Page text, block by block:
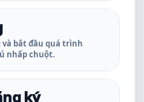
và bắt đầu quá trình
nhấp chuột.
ký